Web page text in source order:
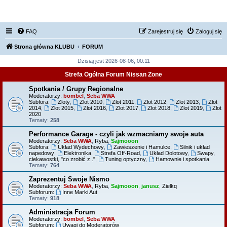
FAQ Zaloguj się
Zarejestruj się
Strona główna KLUBU FORUM
Dzisiaj jest 2026-08-06, 00:11
Strefa Ogólna Forum Nissan Zone
Spotkania / Grupy Regionalne
Moderatorzy: bombel Seba WWA
Subfora:
Zloty, Zlot 2010, Zlot 2011 Zlot 2012 Zlot 2013
Zlot
2014
Zlot 2015, Zlot 2016, Zlot 2017, Zlot 2018 Zlot 2019
Zlot
2020
Tematy: 258
Performance Garage - czyli jak wzmacniamy swoje auta
Moderatorzy: Seba WWA Ryba Sajmooon
Subfora:
Układ Wydechowy, Zawieszenie i Hamulce,
Silnik i układ
napedowy
Elektronika, Strefa Off-Road, Układ Dolotowy,
Swapy,
ciekawostki, "co zrobić z.."
Tuning optyczny,
Hamownie i spotkania
Tematy: 764
Zaprezentuj Swoje Nismo
Moderatorzy: Seba WWA Ryba Sajmooon janusz Zielkq
Subforum:
Inne Marki Aut
Tematy: 918
Administracja Forum
Moderatorzy: bombel Seba WWA
Subforum:
Uwagi do Moderatorów